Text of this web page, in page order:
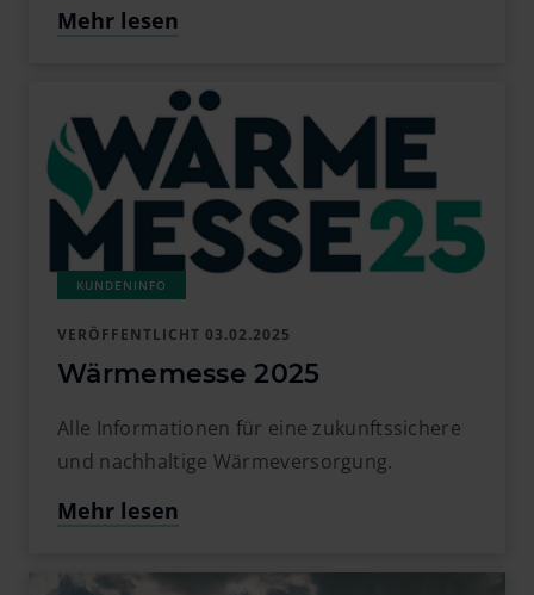
Mehr lesen
VERÖFFENTLICHT 03.02.2025
Wärmemesse 2025
Alle Informationen für eine zukunftssichere
und nachhaltige Wärmeversorgung.
Mehr lesen